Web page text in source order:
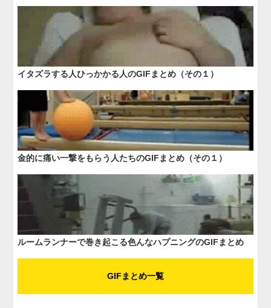
イタズラする人ひっかかる人のGIFまとめ（その１）
金的に痛い一撃をもらう人たちのGIFまとめ（その１）
ルームランナーで巻き起こる色んなハプニングのGIFまとめ
GIFまとめ一覧